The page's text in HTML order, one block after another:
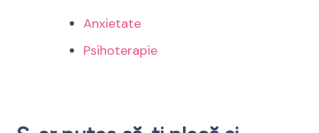
Anxietate
Psihoterapie